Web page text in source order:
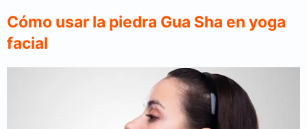
Cómo usar la piedra Gua Sha en yoga
facial